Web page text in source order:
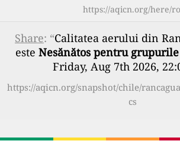
https://aqicn.org/here/
Share: “Calitatea aerului din
este Nesănătos pentru
Friday, Aug 7th 2026,
https://aqicn.org/snapshot/chile/
cs